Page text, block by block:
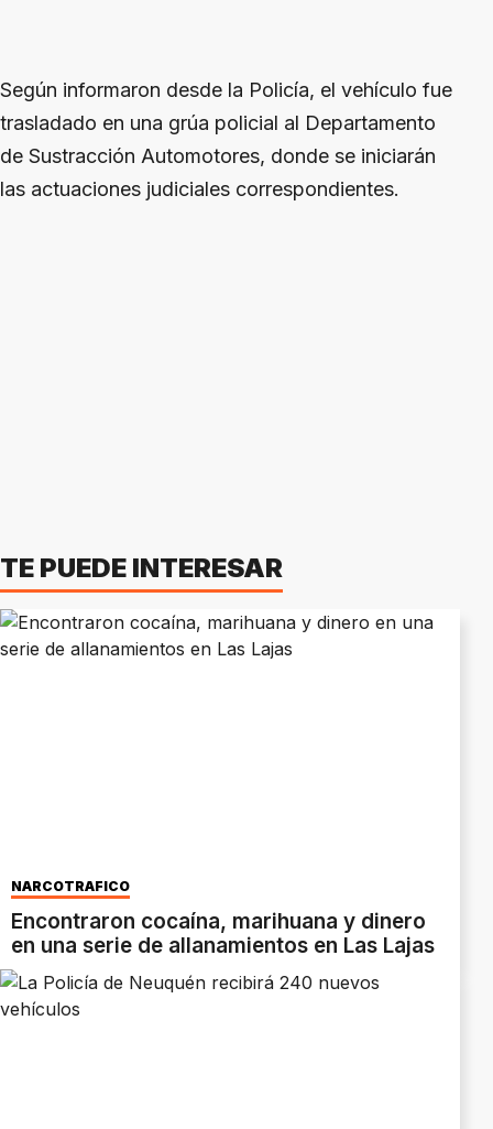
Según informaron desde la Policía, el vehículo fue
trasladado en una grúa policial al Departamento
de Sustracción Automotores, donde se iniciarán
las actuaciones judiciales correspondientes.
TE PUEDE INTERESAR
NARCOTRÁFICO
Encontraron cocaína, marihuana y dinero
en una serie de allanamientos en Las Lajas